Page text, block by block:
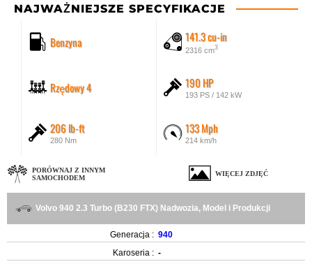
NAJWAŻNIEJSZE SPECYFIKACJE
Benzyna 141.3 cu-in
2316 cm3
Rzędowy 4 190 HP
193 PS / 142 kW
206 lb-ft
280 Nm
133 Mph
214 km/h
PORÓWNAJ Z INNYM
SAMOCHODEM
WIĘCEJ ZDJĘĆ
Volvo 940 2.3 Turbo (B230 FTX) Nadwozia, Model i Produkcji
Generacja : 940
Karoseria : -